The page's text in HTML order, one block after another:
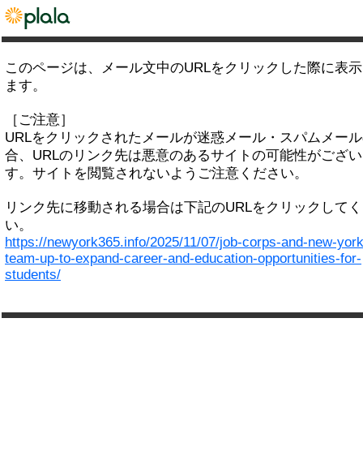
このページは、メール文中のURLをクリックした際に表
ます。
［ご注意］
URLをクリックされたメールが迷惑メール・スパムメー
合、URLのリンク先は悪意のあるサイトの可能性がござ
す。サイトを閲覧されないようご注意ください。
リンク先に移動される場合は下記のURLをクリックして
い。
https://newyork365.info/2025/11/07/job-corps-and-new-
team-up-to-expand-career-and-education-opportunities-for-
students/